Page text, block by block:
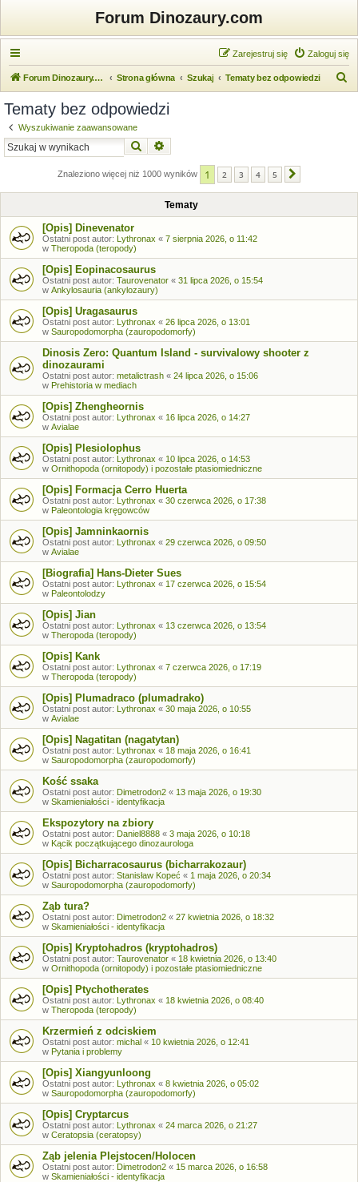
Forum Dinozaury.com
Zaloguj się
Zarejestruj się
Forum Dinozaury.com Strona główna Szukaj Tematy bez odpowiedzi
Tematy bez odpowiedzi
Wyszukiwanie zaawansowane
Szukaj
Znaleziono więcej niż 1000 wyników 1 2 3 4 5
Tematy
[Opis] Dinevenator
Ostatni post autor: Lythronax « 7 sierpnia 2026, o 11:42
w Theropoda (teropody)
[Opis] Eopinacosaurus
Ostatni post autor: Taurovenator « 31 lipca 2026, o 15:54
w Ankylosauria (ankylozaury)
[Opis] Uragasaurus
Ostatni post autor: Lythronax « 26 lipca 2026, o 13:01
w Sauropodomorpha (zauropodomorfy)
Dinosis Zero: Quantum Island - survivalowy shooter z
dinozaurami
Ostatni post autor: metalictrash « 24 lipca 2026, o 15:06
w Prehistoria w mediach
[Opis] Zhengheornis
Ostatni post autor: Lythronax « 16 lipca 2026, o 14:27
w Avialae
[Opis] Plesiolophus
Ostatni post autor: Lythronax « 10 lipca 2026, o 14:53
w Ornithopoda (ornitopody) i pozostałe ptasiomiedniczne
[Opis] Formacja Cerro Huerta
Ostatni post autor: Lythronax « 30 czerwca 2026, o 17:38
w Paleontologia kręgowców
[Opis] Jamninkaornis
Ostatni post autor: Lythronax « 29 czerwca 2026, o 09:50
w Avialae
[Biografia] Hans-Dieter Sues
Ostatni post autor: Lythronax « 17 czerwca 2026, o 15:54
w Paleontolodzy
[Opis] Jian
Ostatni post autor: Lythronax « 13 czerwca 2026, o 13:54
w Theropoda (teropody)
[Opis] Kank
Ostatni post autor: Lythronax « 7 czerwca 2026, o 17:19
w Theropoda (teropody)
[Opis] Plumadraco (plumadrako)
Ostatni post autor: Lythronax « 30 maja 2026, o 10:55
w Avialae
[Opis] Nagatitan (nagatytan)
Ostatni post autor: Lythronax « 18 maja 2026, o 16:41
w Sauropodomorpha (zauropodomorfy)
Kość ssaka
Ostatni post autor: Dimetrodon2 « 13 maja 2026, o 19:30
w Skamieniałości - identyfikacja
Ekspozytory na zbiory
Ostatni post autor: Daniel8888 « 3 maja 2026, o 10:18
w Kącik początkującego dinozaurologa
[Opis] Bicharracosaurus (bicharrakozaur)
Ostatni post autor: Stanisław Kopeć « 1 maja 2026, o 20:34
w Sauropodomorpha (zauropodomorfy)
Ząb tura?
Ostatni post autor: Dimetrodon2 « 27 kwietnia 2026, o 18:32
w Skamieniałości - identyfikacja
[Opis] Kryptohadros (kryptohadros)
Ostatni post autor: Taurovenator « 18 kwietnia 2026, o 13:40
w Ornithopoda (ornitopody) i pozostałe ptasiomiedniczne
[Opis] Ptychotherates
Ostatni post autor: Lythronax « 18 kwietnia 2026, o 08:40
w Theropoda (teropody)
Krzermień z odciskiem
Ostatni post autor: michal « 10 kwietnia 2026, o 12:41
w Pytania i problemy
[Opis] Xiangyunloong
Ostatni post autor: Lythronax « 8 kwietnia 2026, o 05:02
w Sauropodomorpha (zauropodomorfy)
[Opis] Cryptarcus
Ostatni post autor: Lythronax « 24 marca 2026, o 21:27
w Ceratopsia (ceratopsy)
Ząb jelenia Plejstocen/Holocen
Ostatni post autor: Dimetrodon2 « 15 marca 2026, o 16:58
w Skamieniałości - identyfikacja